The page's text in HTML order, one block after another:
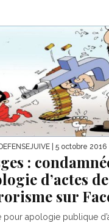
| 5 octobre 2016
:
d’actes de
sur
pour apologie publique